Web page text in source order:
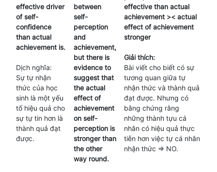
effective driver
of self-
confidence
than actual
achievement is.
Dịch nghĩa:
Sự tự nhận
thức của học
sinh là một yếu
tố hiệu quả cho
sự tự tin hơn là
thành quả đạt
được.
between
self-
perception
and
achievement,
but there is
evidence to
suggest that
the actual
effect of
achievement
on self-
perception is
stronger than
the other
way round.
effective than actual
achievement >< actual
effect of achievement
stronger
Giải thích:
Bài viết cho biết có sự
tương quan giữa tự
nhận thức và thành quả
đạt được. Nhưng có
bằng chứng rằng
những thành tựu cá
nhân có hiệu quả thực
tiễn hơn việc tự cá nhân
nhận thức => NO.